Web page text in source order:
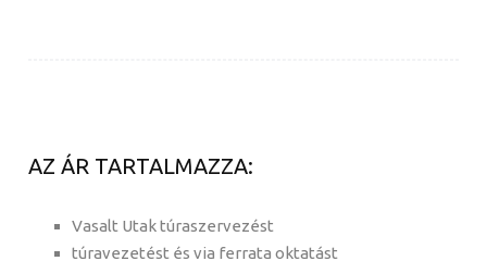
AZ ÁR TARTALMAZZA:
Vasalt Utak túraszervezést
túravezetést és via ferrata oktatást